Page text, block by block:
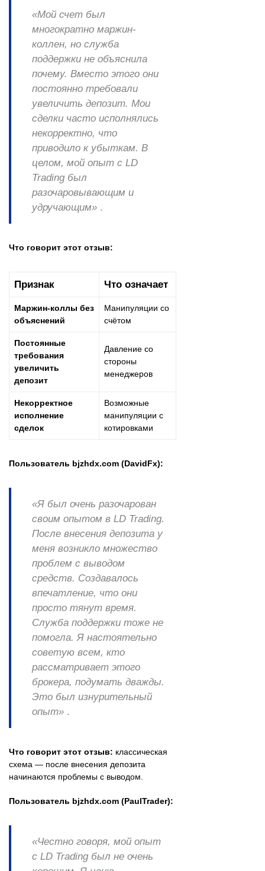
«Мой счет был
многократно маржин-
коллен, но служба
поддержки не объяснила
почему. Вместо этого они
постоянно требовали
увеличить депозит. Мои
сделки часто исполнялись
некорректно, что
приводило к убыткам. В
целом, мой опыт с LD
Trading был
разочаровывающим и
удручающим» .
Что говорит этот отзыв:
Признак Что означает
Маржин-коллы без
объяснений
Манипуляции со
счётом
Постоянные
требования
увеличить
депозит
Давление со
стороны
менеджеров
Некорректное
исполнение
сделок
Возможные
манипуляции с
котировками
Пользователь bjzhdx.com (DavidFx):
«Я был очень разочарован
своим опытом в LD Trading.
После внесения депозита у
меня возникло множество
проблем с выводом
средств. Создавалось
впечатление, что они
просто тянут время.
Служба поддержки тоже не
помогла. Я настоятельно
советую всем, кто
рассматривает этого
брокера, подумать дважды.
Это был изнурительный
опыт» .
Что говорит этот отзыв: классическая
схема — после внесения депозита
начинаются проблемы с выводом.
Пользователь bjzhdx.com (PaulTrader):
«Честно говоря, мой опыт
с LD Trading был не очень